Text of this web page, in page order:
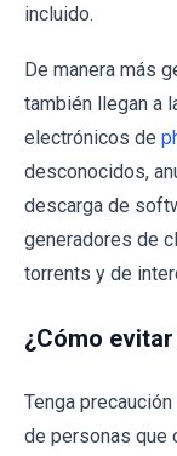
incluido.
De manera más
también llegan a
electrónicos de
desconocidos,
descarga de
generadores de
torrents y de
¿Cómo
Tenga
de personas que